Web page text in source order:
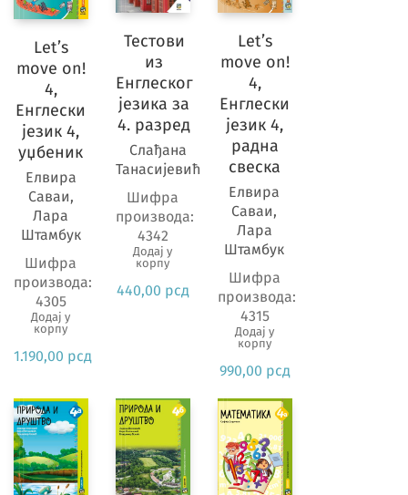
Let’s
move on!
4,
Енглески
језик 4,
уџбеник
Елвира
Саваи,
Лара
Штамбук
Шифра
производа:
4305
Додај у
корпу
1.190,00 рсд
Тестови
из
Енглеског
језика за
4. разред
Слађана
Танасијевић
Шифра
производа:
4342
Додај у
корпу
440,00 рсд
Let’s
move on!
4,
Енглески
језик 4,
радна
свеска
Елвира
Саваи,
Лара
Штамбук
Шифра
производа:
4315
Додај у
корпу
990,00 рсд